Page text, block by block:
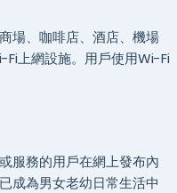
場、咖啡店、酒店、機場
上網設施。用戶使用Wi-Fi
服務的用戶在網上發布內
成為男女老幼日常生活中